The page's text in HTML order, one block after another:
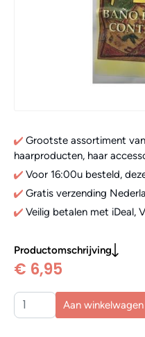
Grootste assortiment
haarproducten, haar
Voor 16:00u besteld,
Gratis verzending
Veilig betalen met iDeal,
Productomschrijving
€ 6,95
Aan